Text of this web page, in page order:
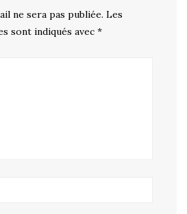
ne sera pas publiée. Les
sont indiqués avec *